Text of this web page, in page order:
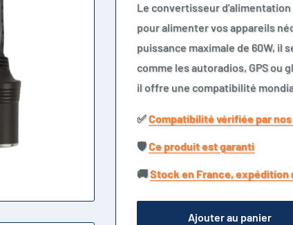
Le convertisseur d'alimentation
pour alimenter vos appareils
puissance maximale de 60W, il
comme les autoradios, GPS ou
il offre une compatibilité
✅​Compatibilité vérifiée par
🛡️​Ce produit est garanti
🚚​Stock en France,
Ajouter au panier